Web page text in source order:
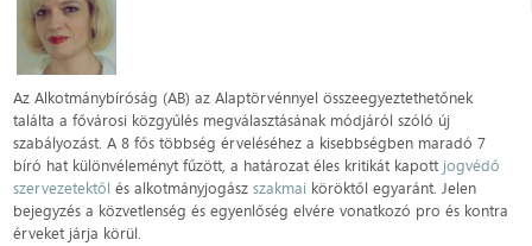
Az Alkotmánybíróság (AB) az Alaptörvénnyel összeegyeztethetőnek
találta a fővárosi közgyűlés megválasztásának módjáról szóló új
szabályozást. A 8 fős többség érveléséhez a kisebbségben maradó 7
bíró hat különvéleményt fűzött, a határozat éles kritikát kapott jogvédő
szervezetektől és alkotmányjogászszakmai köröktől egyaránt. Jelen
bejegyzés a közvetlenség és egyenlőség elvére vonatkozó pro és kontra
érveket járja körül.